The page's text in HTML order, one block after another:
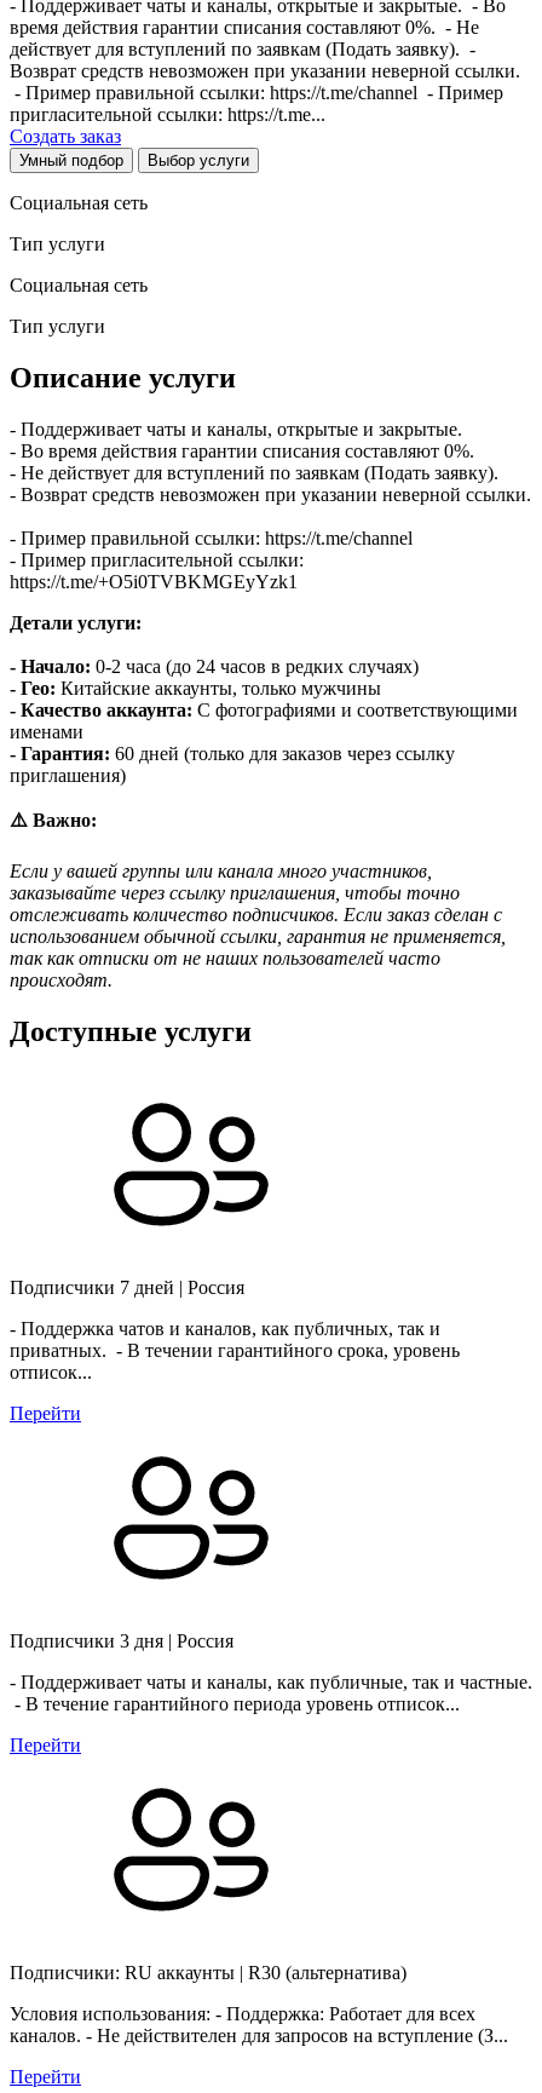
- Поддерживает чаты и каналы, открытые и закрытые. - Во
время действия гарантии списания составляют 0%. - Не
действует для вступлений по заявкам (Подать заявку). -
Возврат средств невозможен при указании неверной ссылки.
- Пример правильной ссылки: https://t.me/channel - Пример
пригласительной ссылки: https://t.me...
Создать заказ
Умный подбор Выбор услуги
Социальная сеть
Тип услуги
Социальная сеть
Тип услуги
Описание услуги
- Поддерживает чаты и каналы, открытые и закрытые.
- Во время действия гарантии списания составляют 0%.
- Не действует для вступлений по заявкам (Подать заявку).
- Возврат средств невозможен при указании неверной ссылки.
- Пример правильной ссылки: https://t.me/channel
- Пример пригласительной ссылки:
https://t.me/+O5i0TVBKMGEyYzk1
Детали услуги:
- Начало: 0-2 часа (до 24 часов в редких случаях)
- Гео: Китайские аккаунты, только мужчины
- Качество аккаунта: С фотографиями и соответствующими
именами
- Гарантия: 60 дней (только для заказов через ссылку
приглашения)
⚠️ Важно:
Если у вашей группы или канала много участников,
заказывайте через ссылку приглашения, чтобы точно
отслеживать количество подписчиков. Если заказ сделан с
использованием обычной ссылки, гарантия не применяется,
так как отписки от не наших пользователей часто
происходят.
Доступные услуги
Подписчики 7 дней | Россия
- Поддержка чатов и каналов, как публичных, так и
приватных. - В течении гарантийного срока, уровень
отписок...
Перейти
Подписчики 3 дня | Россия
- Поддерживает чаты и каналы, как публичные, так и частные.
- В течение гарантийного периода уровень отписок...
Перейти
Подписчики: RU аккаунты | R30 (альтернатива)
Условия использования: - Поддержка: Работает для всех
каналов. - Не действителен для запросов на вступление (З...
Перейти